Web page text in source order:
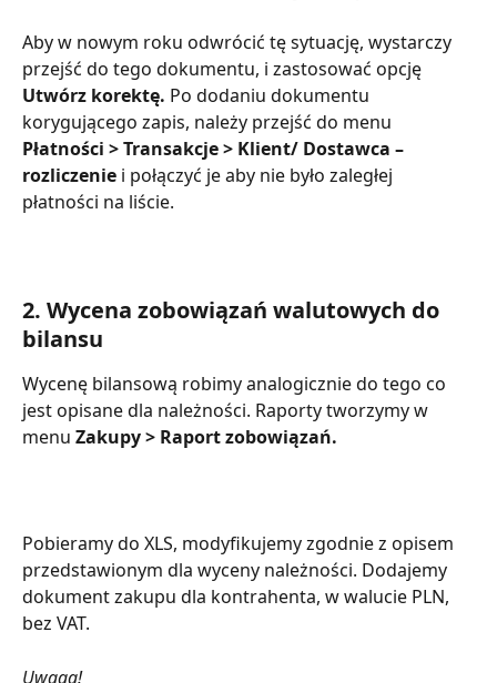
Aby w nowym roku odwrócić tę sytuację, wystarczy
przejść do tego dokumentu, i zastosować opcję
Utwórz korektę. Po dodaniu dokumentu
korygującego zapis, należy przejść do menu
Płatności > Transakcje > Klient/ Dostawca –
rozliczenie i połączyć je aby nie było zaległej
płatności na liście.
2. Wycena zobowiązań walutowych do
bilansu
Wycenę bilansową robimy analogicznie do tego co
jest opisane dla należności. Raporty tworzymy w
menu Zakupy > Raport zobowiązań.
Pobieramy do XLS, modyfikujemy zgodnie z opisem
przedstawionym dla wyceny należności. Dodajemy
dokument zakupu dla kontrahenta, w walucie PLN,
bez VAT.
Uwaga!